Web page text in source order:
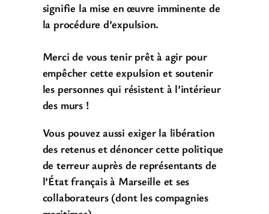
signifie la mise en œuvre imminente de
la procédure d’expulsion.
Merci de vous tenir prêt à agir pour
empêcher cette expulsion et soutenir
les personnes qui résistent à l’intérieur
des murs !
Vous pouvez aussi exiger la libération
des retenus et dénoncer cette politique
de terreur auprès de représentants de
l’État français à Marseille et ses
collaborateurs (dont les compagnies